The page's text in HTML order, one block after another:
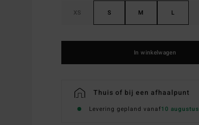
XS S M L
In winkelwagen
Thuis of bij een afhaalpunt
Levering gepland vanaf10 augustus